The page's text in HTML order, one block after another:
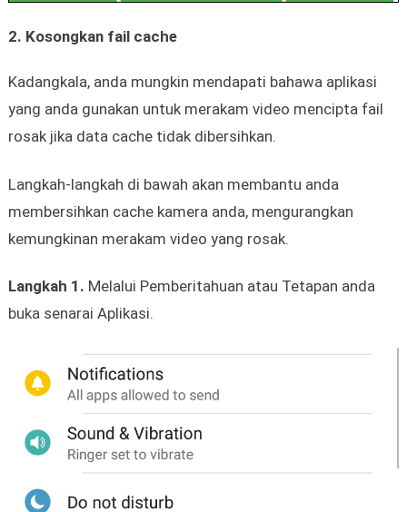
2. Kosongkan fail cache
Kadangkala, anda mungkin mendapati bahawa aplikasi
yang anda gunakan untuk merakam video mencipta fail
rosak jika data cache tidak dibersihkan.
Langkah-langkah di bawah akan membantu anda
membersihkan cache kamera anda, mengurangkan
kemungkinan merakam video yang rosak.
Langkah 1. Melalui Pemberitahuan atau Tetapan anda
buka senarai Aplikasi.